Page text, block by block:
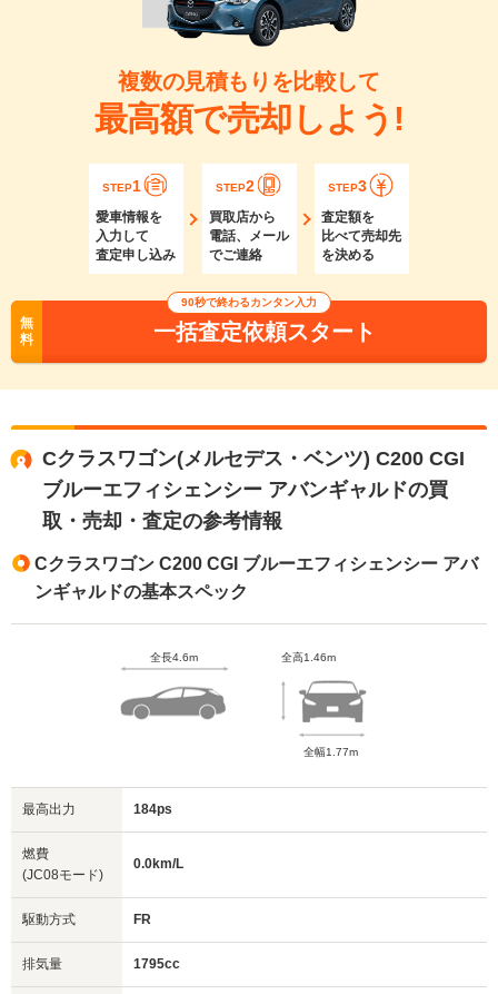
複数の見積もりを比較して
最高額で売却しよう!
STEP1
愛車情報を
入力して
査定申し込み
STEP2
買取店から
電話、メール
でご連絡
STEP3
査定額を
比べて売却先
を決める
無
料
90秒で終わるカンタン入力
一括査定依頼スタート
Cクラスワゴン(メルセデス・ベンツ) C200 CGI
ブルーエフィシェンシー アバンギャルドの買
取・売却・査定の参考情報
Cクラスワゴン C200 CGI ブルーエフィシェンシー アバ
ンギャルドの基本スペック
全長4.6m 全高1.46m
全幅1.77m
最高出力 184ps
燃費
(JC08モード)
0.0km/L
駆動方式 FR
排気量 1795cc